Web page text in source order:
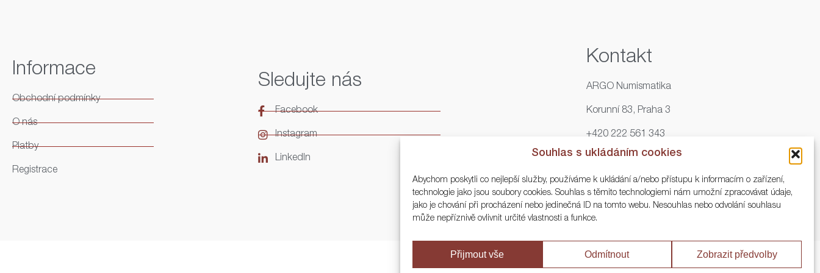
Souhlas s ukládáním cookies
Abychom poskytli co nejlepší služby, používáme k ukládání a/nebo přístupu k informacím o zařízení,
technologie jako jsou soubory cookies. Souhlas s těmito technologiemi nám umožní zpracovávat údaje,
jako je chování při procházení nebo jedinečná ID na tomto webu. Nesouhlas nebo odvolání souhlasu
může nepříznivě ovlivnit určité vlastnosti a funkce.
Přijmout vše Odmítnout Zobrazit předvolby
Informace
Obchodní podmínky
O nás
Platby
Registrace
Sledujte nás
Facebook
Instagram
LinkedIn
Kontakt
ARGO Numismatika
Korunní 83, Praha 3
+420 222 561 343
+420 773 025 117
info@numisargo.com